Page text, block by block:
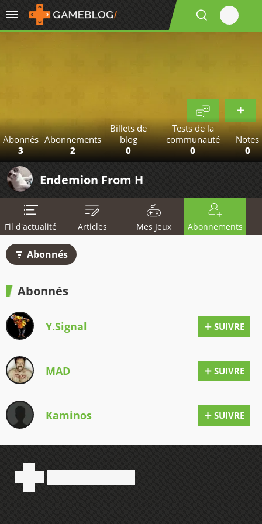
Abonnés
3
Abonnements
2
Billets de
blog
0
Tests de la
communauté
0
Notes
0
Endemion From H
Fil d'actualité Articles Mes Jeux Abonnements
Abonnés
Abonnés
Y.Signal SUIVRE
MAD SUIVRE
Kaminos SUIVRE